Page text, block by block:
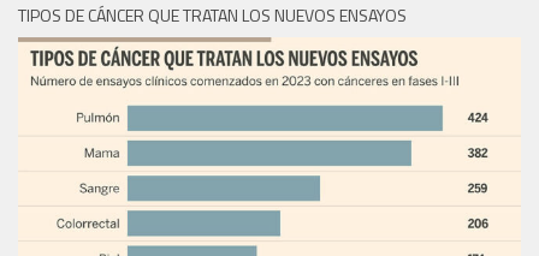
TIPOS DE CÁNCER QUE TRATAN LOS NUEVOS ENSAYOS